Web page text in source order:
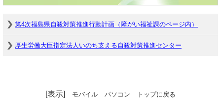
第4次福島県自殺対策推進行動計画（障がい福祉課のページ内）
厚生労働大臣指定法人いのち支える自殺対策推進センター
[表示] モバイル パソコン トップに戻る